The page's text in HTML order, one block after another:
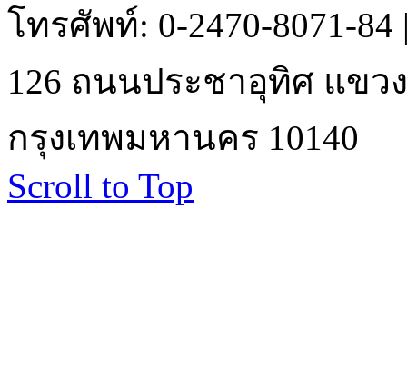
โทรศัพท์: 0-2470-8071-84
126 ถนนประชาอุทิศ แขว
กรุงเทพมหานคร 10140
Scroll to Top